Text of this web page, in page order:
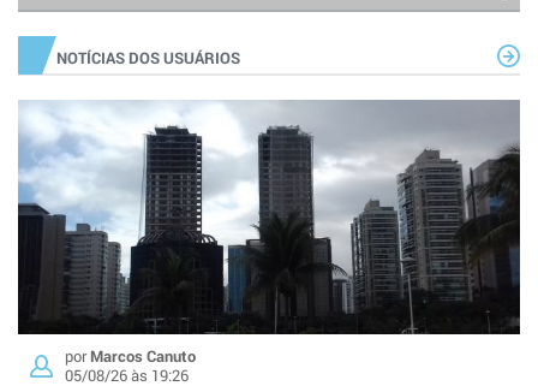
NOTÍCIAS DOS USUÁRIOS
porMarcos Canuto
05/08/26 às 19:26